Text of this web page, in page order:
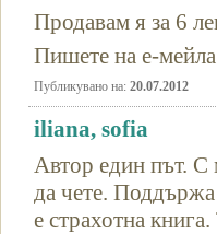
Продавам я за 6
Пишете на е-
Публикувано на: 20.07.2012
iliana, sofia
Автор един път. С
да чете. Поддържа
е страхотна